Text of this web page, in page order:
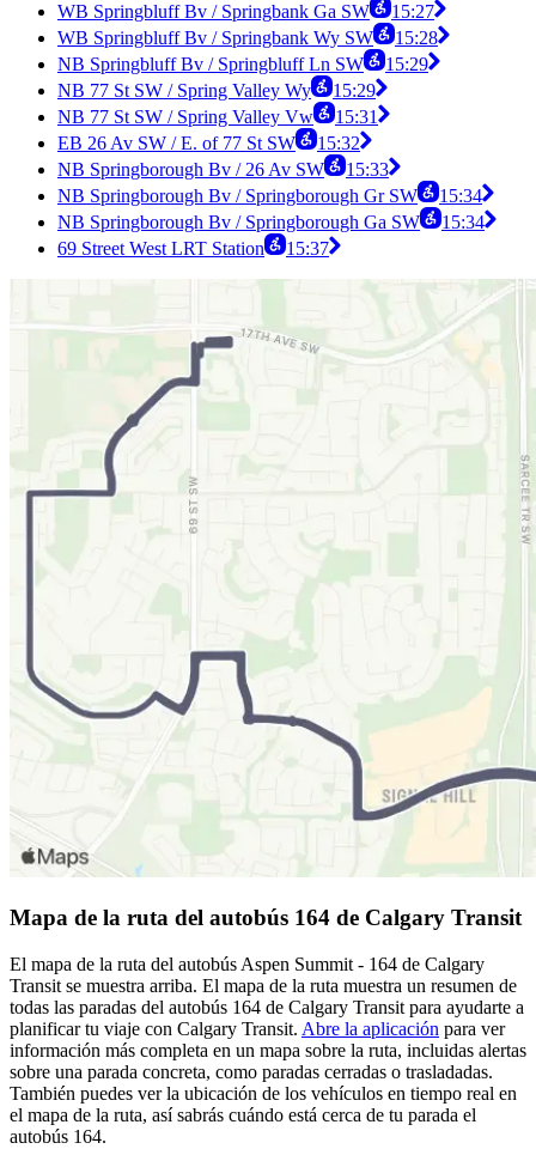
WB Springbluff Bv / Springbank Ga SW
15:27
WB Springbluff Bv / Springbank Wy SW
15:28
NB Springbluff Bv / Springbluff Ln SW
15:29
NB 77 St SW / Spring Valley Wy
15:29
NB 77 St SW / Spring Valley Vw
15:31
EB 26 Av SW / E. of 77 St SW
15:32
NB Springborough Bv / 26 Av SW
15:33
NB Springborough Bv / Springborough Gr SW
15:34
NB Springborough Bv / Springborough Ga SW
15:34
69 Street West LRT Station
15:37
Mapa de la ruta del autobús 164 de Calgary Transit
El mapa de la ruta del autobús Aspen Summit - 164 de Calgary
Transit se muestra arriba. El mapa de la ruta muestra un resumen de
todas las paradas del autobús 164 de Calgary Transit para ayudarte a
planificar tu viaje con Calgary Transit. Abre la aplicación para ver
información más completa en un mapa sobre la ruta, incluidas alertas
sobre una parada concreta, como paradas cerradas o trasladadas.
También puedes ver la ubicación de los vehículos en tiempo real en
el mapa de la ruta, así sabrás cuándo está cerca de tu parada el
autobús 164.